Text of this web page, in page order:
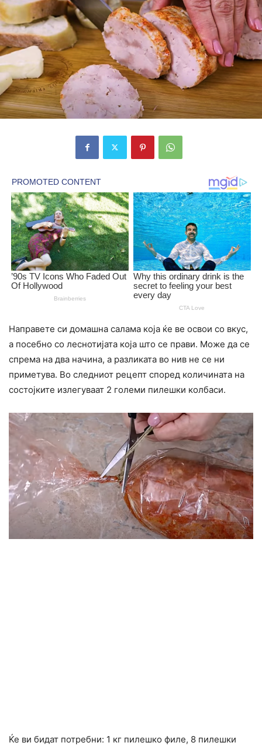
Направете си домашна салама која ќе ве освои со вкус,
а посебно со леснотијата која што се прави. Може да се
спрема на два начина, а разликата во нив не се ни
приметува. Во следниот рецепт според количината на
состојките излегуваат 2 големи пилешки колбаси.
Ќе ви бидат потребни: 1 кг пилешко филе, 8 пилешки